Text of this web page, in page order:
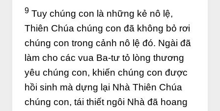
9 Tuy chúng con là những kẻ nô lệ,
Thiên Chúa chúng con đã không bỏ rơi
chúng con trong cảnh nô lệ đó. Ngài đã
làm cho các vua Ba-tư tỏ lòng thương
yêu chúng con, khiến chúng con được
hồi sinh mà dựng lại Nhà Thiên Chúa
chúng con, tái thiết ngôi Nhà đã hoang